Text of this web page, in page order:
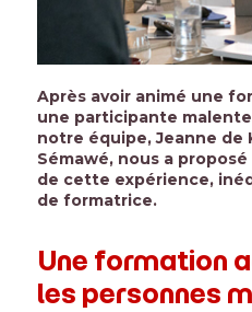
Après avoir animé une
une participante
notre équipe, Jeanne de
Sémawé, nous a
de cette expérience,
de formatrice.
Une formation
les personnes